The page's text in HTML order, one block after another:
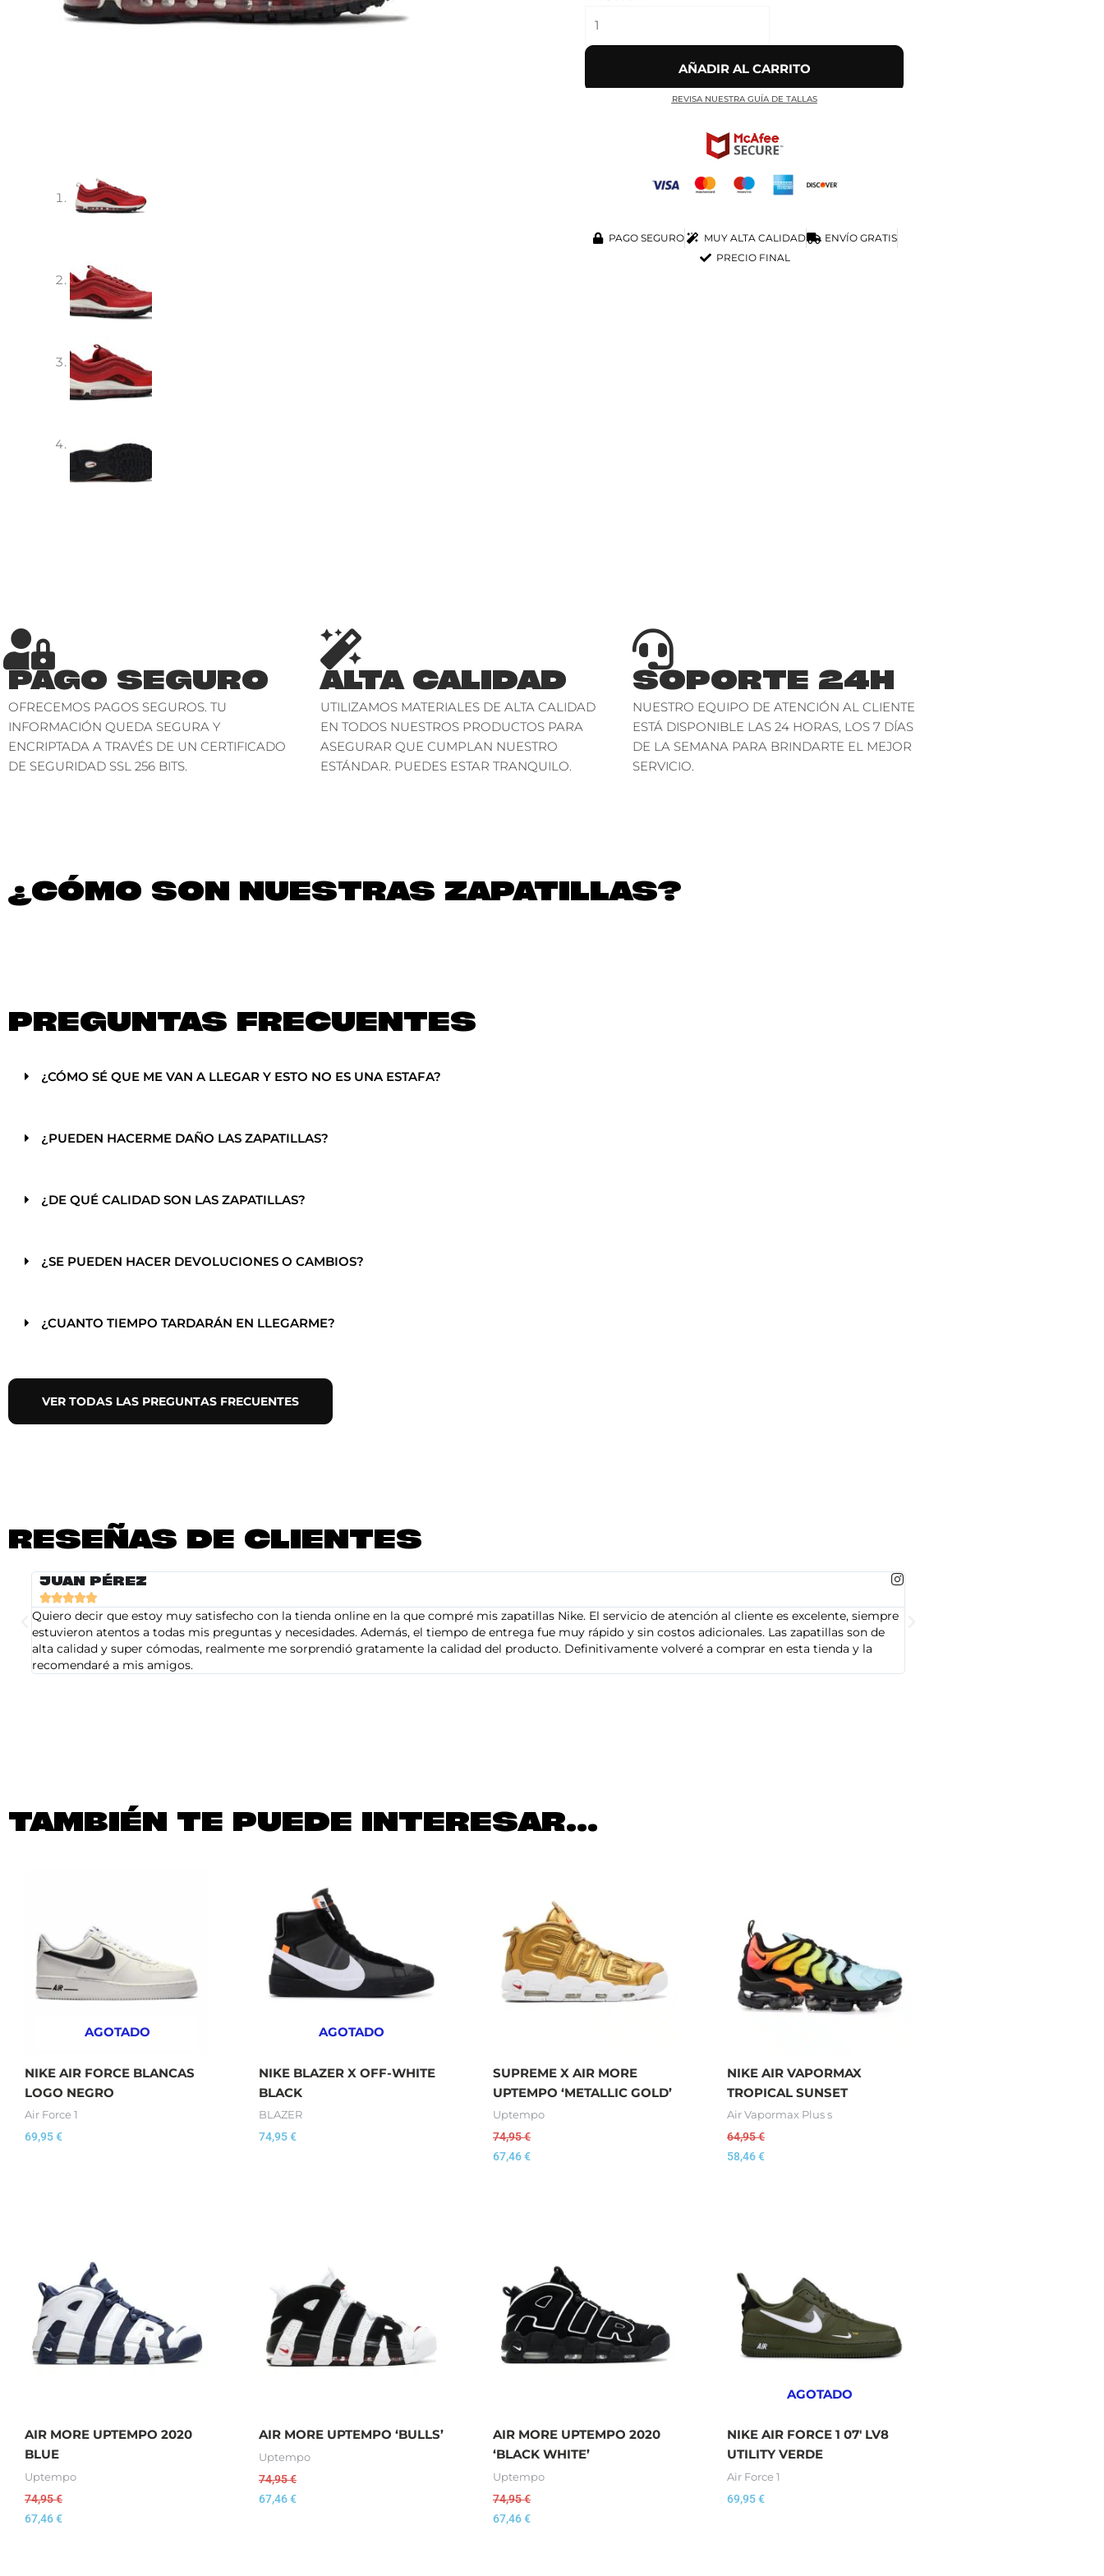
AÑADIR AL CARRITO
REVISA NUESTRA GUÍA DE TALLAS
PAGO SEGURO MUY ALTA CALIDAD
ENVÍO GRATIS
PRECIO FINAL
PAGO SEGURO
OFRECEMOS PAGOS SEGUROS. TU
INFORMACIÓN QUEDA SEGURA Y
ENCRIPTADA A TRAVÉS DE UN CERTIFICADO
DE SEGURIDAD SSL 256 BITS.
ALTA CALIDAD
UTILIZAMOS MATERIALES DE ALTA CALIDAD
EN TODOS NUESTROS PRODUCTOS PARA
ASEGURAR QUE CUMPLAN NUESTRO
ESTÁNDAR. PUEDES ESTAR TRANQUILO.
SOPORTE 24H
NUESTRO EQUIPO DE ATENCIÓN AL CLIENTE
ESTÁ DISPONIBLE LAS 24 HORAS, LOS 7 DÍAS
DE LA SEMANA PARA BRINDARTE EL MEJOR
SERVICIO.
¿CÓMO SON NUESTRAS ZAPATILLAS?
PREGUNTAS FRECUENTES
¿CÓMO SÉ QUE ME VAN A LLEGAR Y ESTO NO ES UNA ESTAFA?
¿PUEDEN HACERME DAÑO LAS ZAPATILLAS?
¿DE QUÉ CALIDAD SON LAS ZAPATILLAS?
¿SE PUEDEN HACER DEVOLUCIONES O CAMBIOS?
¿CUANTO TIEMPO TARDARÁN EN LLEGARME?
VER TODAS LAS PREGUNTAS FRECUENTES
RESEÑAS DE CLIENTES
JUAN PÉREZ

Quiero decir que estoy muy satisfecho con la tienda online en la que compré mis zapatillas Nike. El servicio de atención al cliente es excelente, siempre
estuvieron atentos a todas mis preguntas y necesidades. Además, el tiempo de entrega fue muy rápido y sin costos adicionales. Las zapatillas son de
alta calidad y super cómodas, realmente me sorprendió gratamente la calidad del producto. Definitivamente volveré a comprar en esta tienda y la
recomendaré a mis amigos.
TAMBIÉN TE PUEDE INTERESAR...
AGOTADO
NIKE AIR FORCE BLANCAS
LOGO NEGRO
Air Force 1
69,95€
AGOTADO
NIKE BLAZER X OFF-WHITE
BLACK
BLAZER
74,95€
SUPREME X AIR MORE
UPTEMPO ‘METALLIC GOLD’
Uptempo
74,95€
67,46€
NIKE AIR VAPORMAX
TROPICAL SUNSET
Air Vapormax Plus s
64,95€
58,46€
AIR MORE UPTEMPO 2020
BLUE
Uptempo
74,95€
67,46€
AIR MORE UPTEMPO ‘BULLS’
Uptempo
74,95€
67,46€
AIR MORE UPTEMPO 2020
‘BLACK WHITE’
Uptempo
74,95€
67,46€
AGOTADO
NIKE AIR FORCE 1 07′ LV8
UTILITY VERDE
Air Force 1
69,95€